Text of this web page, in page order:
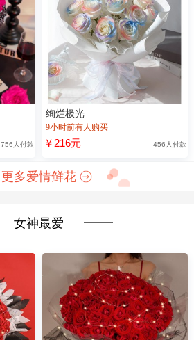
756人付款
绚烂极光
9小时前有人购买
￥216元 456人付款
更多爱情鲜花
女神最爱